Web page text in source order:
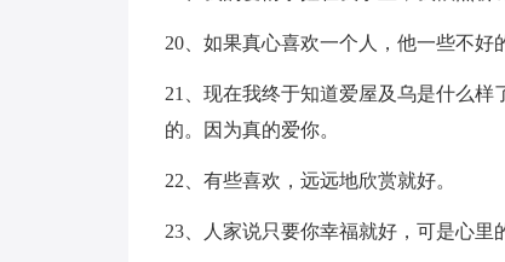
20、如果真心喜欢一个人，他一些不好
21、现在我终于知道爱屋及乌是什么
的。因为真的爱你。
22、有些喜欢，远远地欣赏就好。
23、人家说只要你幸福就好，可是心里